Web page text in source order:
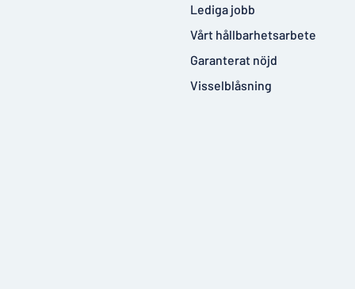
Lediga jobb
Vårt hållbarhetsarbete
Garanterat nöjd
Visselblåsning